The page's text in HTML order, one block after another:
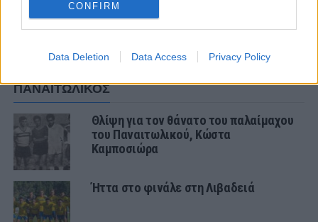
CONFIRM
Data Deletion Data Access Privacy Policy
Ήττα στο φινάλε στη Λιβαδειά
ΠΑΝΑΙΤΩΛΙΚΟΣ
Θλίψη για τον θάνατο του παλαίμαχου
του Παναιτωλικού, Κώστα
Καμποσιώρα
Ήττα στο φινάλε στη Λιβαδειά